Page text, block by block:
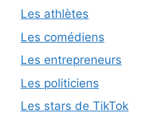
Les athlètes
Les comédiens
Les entrepreneurs
Les politiciens
Les stars de TikTok